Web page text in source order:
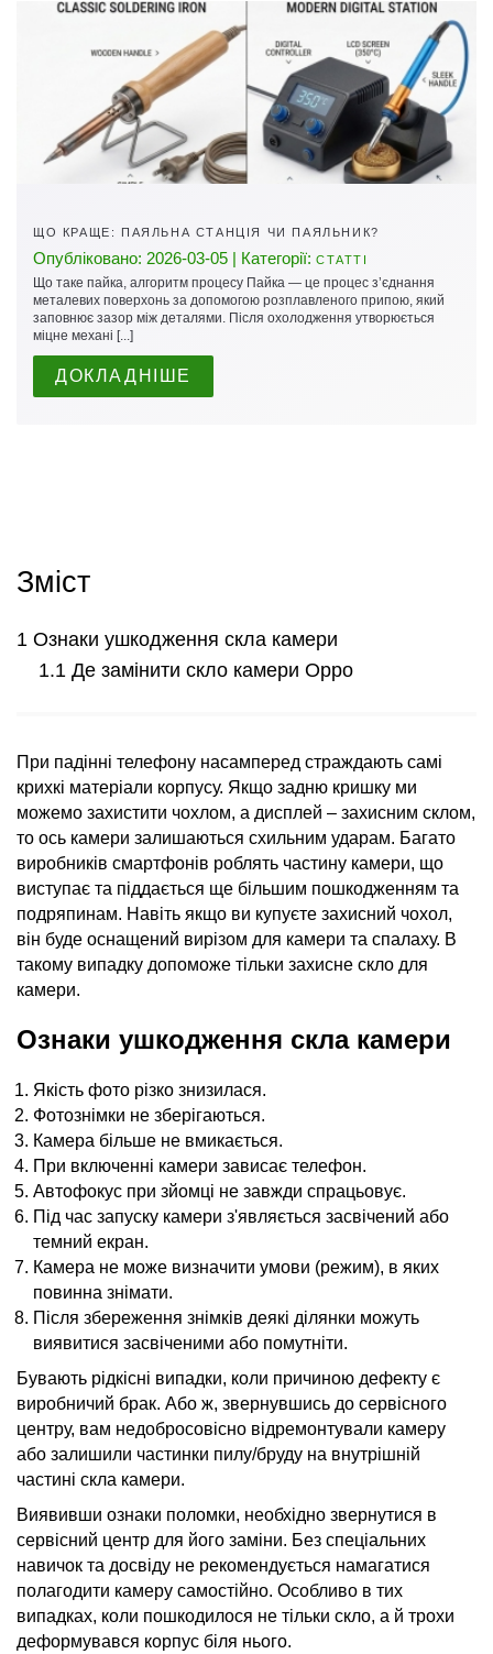
ЩО КРАЩЕ: ПАЯЛЬНА СТАНЦІЯ ЧИ ПАЯЛЬНИК?
Опубліковано: 2026-03-05 | Категорії: СТАТТІ
Що таке пайка, алгоритм процесу Пайка — це процес з’єднання
металевих поверхонь за допомогою розплавленого припою, який
заповнює зазор між деталями. Після охолодження утворюється
міцне механі [...]
ДОКЛАДНІШЕ
Зміст
Ознаки ушкодження скла камери
Де замінити скло камери Oppo
При падінні телефону насамперед страждають самі
крихкі матеріали корпусу. Якщо задню кришку ми
можемо захистити чохлом, а дисплей – захисним склом,
то ось камери залишаються схильним ударам. Багато
виробників смартфонів роблять частину камери, що
виступає та піддається ще більшим пошкодженням та
подряпинам. Навіть якщо ви купуєте захисний чохол,
він буде оснащений вирізом для камери та спалаху. В
такому випадку допоможе тільки захисне скло для
камери.
Ознаки ушкодження скла камери
Якість фото різко знизилася.
Фотознімки не зберігаються.
Камера більше не вмикається.
При включенні камери зависає телефон.
Автофокус при зйомці не завжди спрацьовує.
Під час запуску камери з'являється засвічений або
темний екран.
Камера не може визначити умови (режим), в яких
повинна знімати.
Після збереження знімків деякі ділянки можуть
виявитися засвіченими або помутніти.
Бувають рідкісні випадки, коли причиною дефекту є
виробничий брак. Або ж, звернувшись до сервісного
центру, вам недобросовісно відремонтували камеру
або залишили частинки пилу/бруду на внутрішній
частині скла камери.
Виявивши ознаки поломки, необхідно звернутися в
сервісний центр для його заміни. Без спеціальних
навичок та досвіду не рекомендується намагатися
полагодити камеру самостійно. Особливо в тих
випадках, коли пошкодилося не тільки скло, а й трохи
деформувався корпус біля нього.